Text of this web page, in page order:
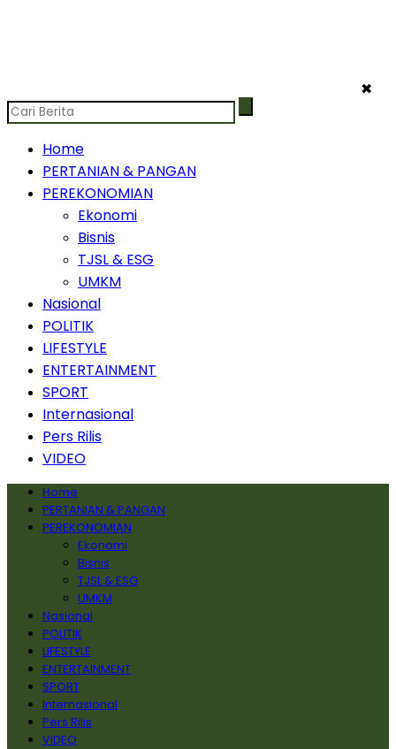
✖
Home
PERTANIAN & PANGAN
PEREKONOMIAN
Ekonomi
Bisnis
TJSL & ESG
UMKM
Nasional
POLITIK
LIFESTYLE
ENTERTAINMENT
SPORT
Internasional
Pers Rilis
VIDEO
Home
PERTANIAN & PANGAN
PEREKONOMIAN
Ekonomi
Bisnis
TJSL & ESG
UMKM
Nasional
POLITIK
LIFESTYLE
ENTERTAINMENT
SPORT
Internasional
Pers Rilis
VIDEO